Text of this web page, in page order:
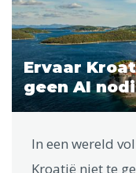
Ervaar
geen AI
In een wereld
Kroatië niet te